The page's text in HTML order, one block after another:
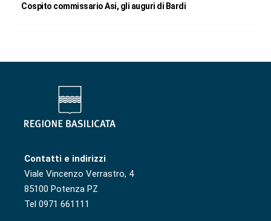
Cospito commissario Asi, gli auguri di Bardi
Contatti e indirizzi
Viale Vincenzo Verrastro, 4
85100 Potenza PZ
Tel 0971 661111